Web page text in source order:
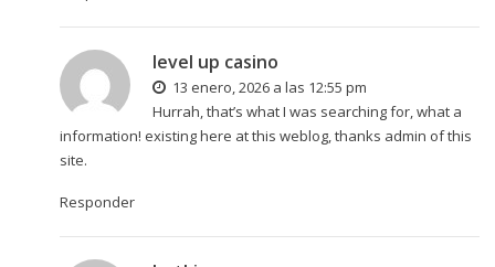
level up casino
13 enero, 2026 a las 12:55 pm
Hurrah, that’s what I was searching for, what a
information! existing here at this weblog, thanks admin of this
site.
Responder